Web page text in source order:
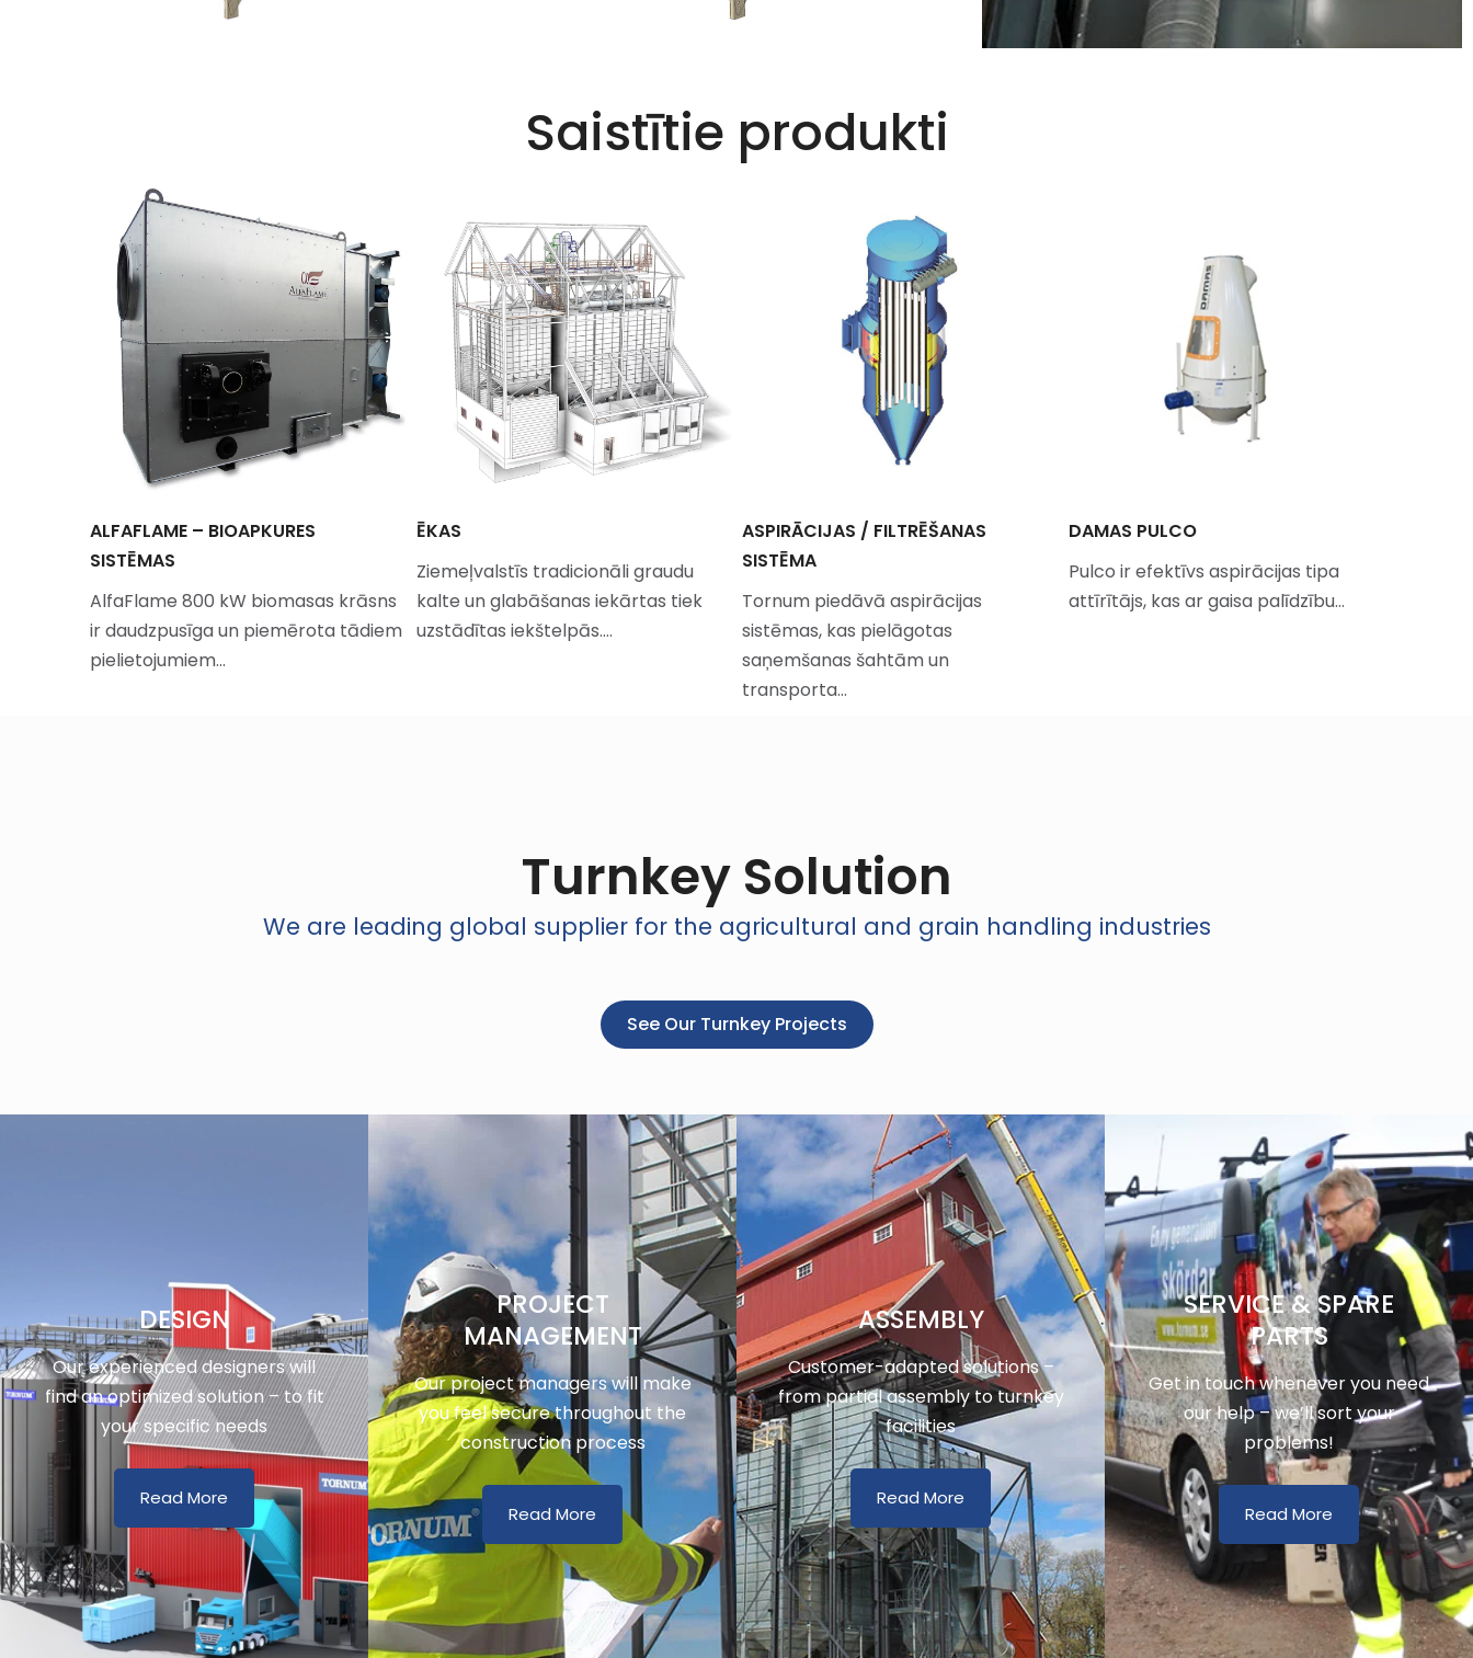
Saistītie produkti
ALFAFLAME – BIOAPKURES
SISTĒMAS
AlfaFlame 800 kW biomasas krāsns
ir daudzpusīga un piemērota tādiem
pielietojumiem…
ĒKAS
Ziemeļvalstīs tradicionāli graudu
kalte un glabāšanas iekārtas tiek
uzstādītas iekštelpās.…
ASPIRĀCIJAS / FILTRĒŠANAS
SISTĒMA
Tornum piedāvā aspirācijas
sistēmas, kas pielāgotas
saņemšanas šahtām un
transporta…
DAMAS PULCO
Pulco ir efektīvs aspirācijas tipa
attīrītājs, kas ar gaisa palīdzību…
Turnkey Solution
We are leading global supplier for the agricultural and grain handling industries
See Our Turnkey Projects
DESIGN
Our experienced designers will
find an optimized solution – to fit
your specific needs
Read More
PROJECT
MANAGEMENT
Our project managers will make
you feel secure throughout the
construction process
Read More
ASSEMBLY
Customer-adapted solutions –
from partial assembly to turnkey
facilities
Read More
SERVICE & SPARE
PARTS
Get in touch whenever you need
our help – we’ll sort your
problems!
Read More